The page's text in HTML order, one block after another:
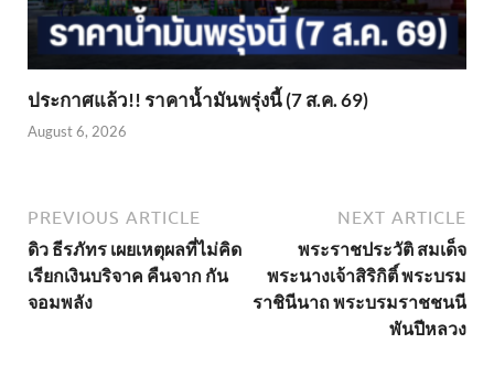
ประกาศแล้ว!! ราคาน้ำมันพรุ่งนี้ (7 ส.ค. 69)
August 6, 2026
PREVIOUS ARTICLE
ดิว ธีรภัทร เผยเหตุผลที่ไม่คิด
เรียกเงินบริจาค คืนจาก กัน
จอมพลัง
NEXT ARTICLE
พระราชประวัติ สมเด็จ
พระนางเจ้าสิริกิติ์ พระบรม
ราชินีนาถ พระบรมราชชนนี
พันปีหลวง